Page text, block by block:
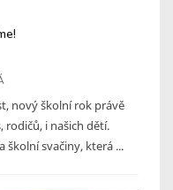
nový školní rok právě
rodičů, i našich dětí.
školní svačiny, která ...